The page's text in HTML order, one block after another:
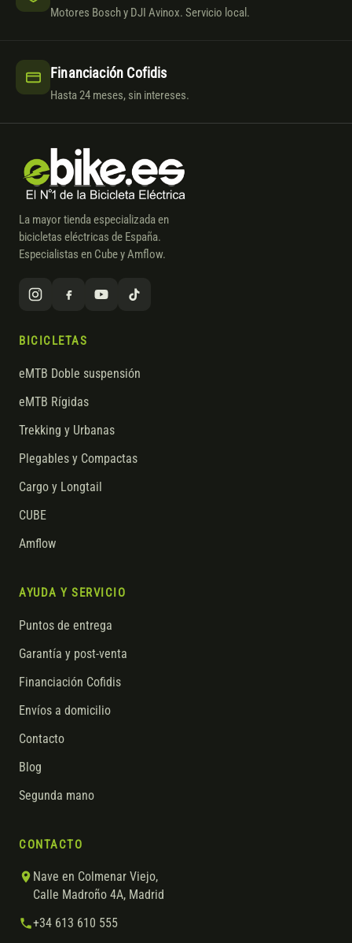
Motores Bosch y DJI Avinox. Servicio local.
Financiación Cofidis
Hasta 24 meses, sin intereses.
La mayor tienda especializada en
bicicletas eléctricas de España.
Especialistas en Cube y Amflow.
BICICLETAS
eMTB Doble suspensión
eMTB Rígidas
Trekking y Urbanas
Plegables y Compactas
Cargo y Longtail
CUBE
Amflow
AYUDA Y SERVICIO
Puntos de entrega
Garantía y post-venta
Financiación Cofidis
Envíos a domicilio
Contacto
Blog
Segunda mano
CONTACTO
Nave en Colmenar Viejo,
Calle Madroño 4A, Madrid
+34 613 610 555